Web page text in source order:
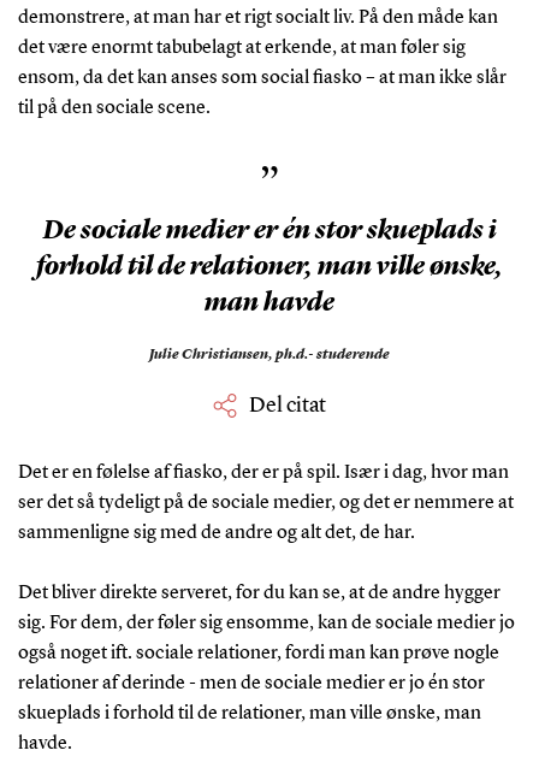
demonstrere, at man har et rigt socialt liv. På den måde kan
det være enormt tabubelagt at erkende, at man føler sig
ensom, da det kan anses som social fiasko – at man ikke slår
til på den sociale scene.
”
De sociale medier er én stor skueplads i
forhold til de relationer, man ville ønske,
man havde
Julie Christiansen, ph.d.- studerende
Del citat
Det er en følelse af fiasko, der er på spil. Især i dag, hvor man
ser det så tydeligt på de sociale medier, og det er nemmere at
sammenligne sig med de andre og alt det, de har.
Det bliver direkte serveret, for du kan se, at de andre hygger
sig. For dem, der føler sig ensomme, kan de sociale medier jo
også noget ift. sociale relationer, fordi man kan prøve nogle
relationer af derinde - men de sociale medier er jo én stor
skueplads i forhold til de relationer, man ville ønske, man
havde.